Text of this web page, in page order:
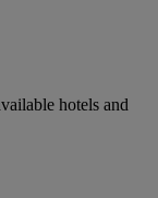
hotels and